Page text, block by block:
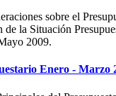
sobre el
de la Situación
2009.
Enero - Marzo